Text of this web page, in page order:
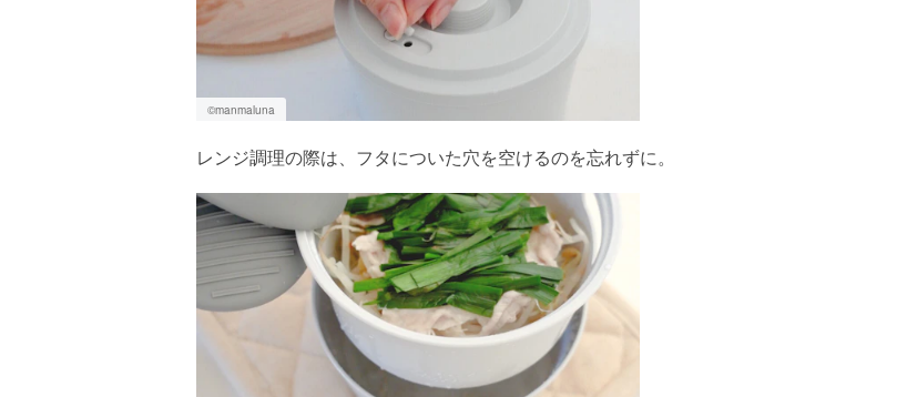
©️manmaluna
レンジ調理の際は、フタについた穴を空けるのを忘れずに。